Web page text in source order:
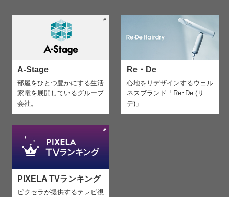
A-Stage
部屋をひとつ豊かにする生活
家電を 展開しているグループ
会社。
Re・De
心地をリデザインするウェル
ネスブランド「Re･De (リ
デ)」
PIXELA TVランキング
ピクセラが提供するテレビ視